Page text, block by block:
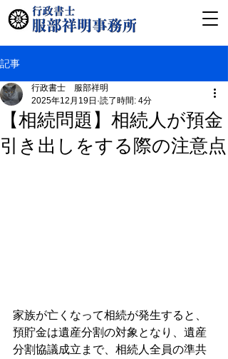
記事
【相続問題】相続人が預金
引き出しをする際の注意点
行政書士 服部祥明
2025年12月19日 読了時間: 4分
家族が亡くなって相続が発生すると、
預貯金は遺産分割の対象となり、遺産
分割協議成立まで、相続人全員の準共